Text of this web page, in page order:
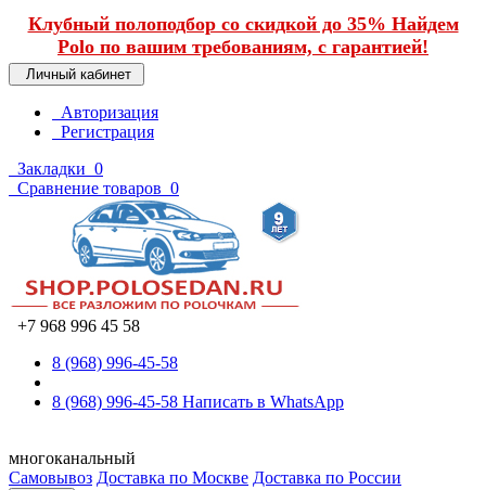
Клубный полоподбор со скидкой до 35% Найдем
Polo по вашим требованиям, с гарантией!
Личный кабинет
Авторизация
Регистрация
Закладки 0
Сравнение товаров 0
+7 968 996 45 58
8 (968) 996-45-58
8 (968) 996-45-58 Написать в WhatsApp
многоканальный
Самовывоз Доставка по Москве Доставка по России